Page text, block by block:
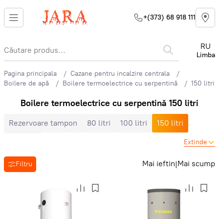
+(373) 68 918 111
RU
Limba
Pagina principala
Cazane pentru incalzire centrala
Boilere de apă
Boilere termoelectrice cu serpentină 150 litri
Boilere termoelectrice cu serpentină 150 litri
Rezervoare tampon 80 litri 100 litri
150 litri
Extinde
Filtru Mai ieftin|Mai scump